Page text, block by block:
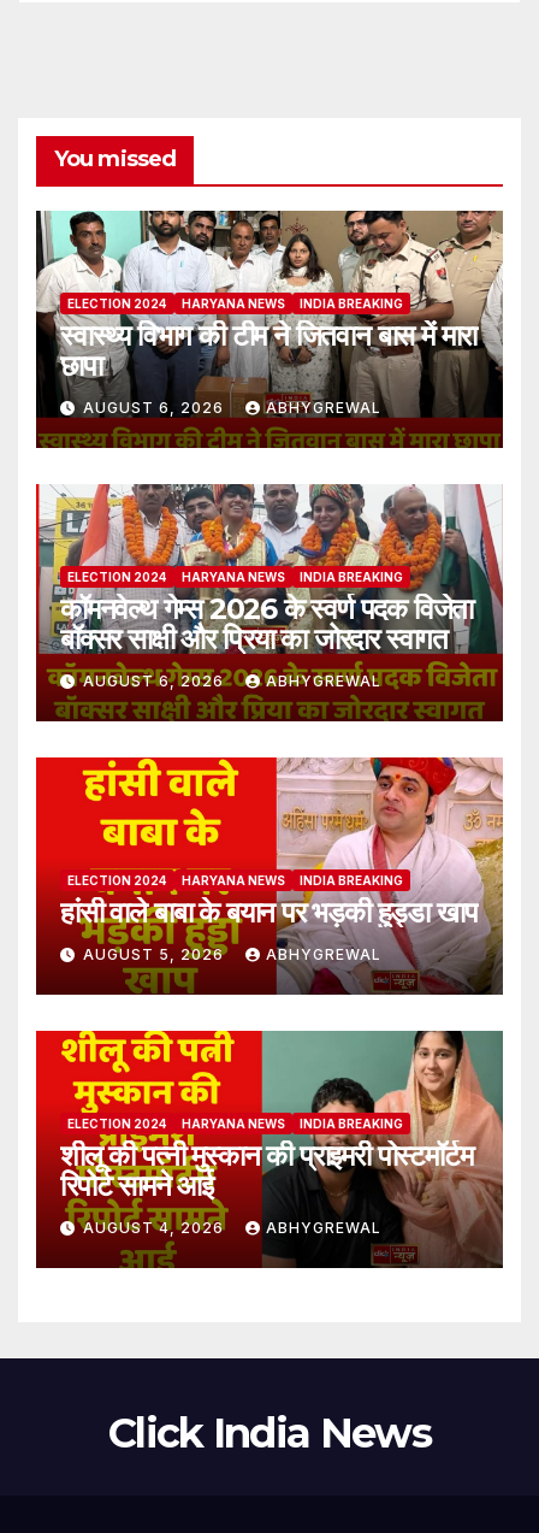
You missed
ELECTION 2024 HARYANA NEWS INDIA BREAKING
स्वास्थ्य विभाग की टीम ने जितवान बास में मारा
छापा
AUGUST 6, 2026 ABHYGREWAL
ELECTION 2024 HARYANA NEWS INDIA BREAKING
कॉमनवेल्थ गेम्स 2026 के स्वर्ण पदक विजेता
बॉक्सर साक्षी और प्रिया का जोरदार स्वागत
AUGUST 6, 2026 ABHYGREWAL
ELECTION 2024 HARYANA NEWS INDIA BREAKING
हांसी वाले बाबा के बयान पर भड़की हुड्डा खाप
AUGUST 5, 2026 ABHYGREWAL
ELECTION 2024 HARYANA NEWS INDIA BREAKING
शीलू की पत्नी मुस्कान की प्राइमरी पोस्टमॉर्टम
रिपोर्ट सामने आई
AUGUST 4, 2026 ABHYGREWAL
Click India News